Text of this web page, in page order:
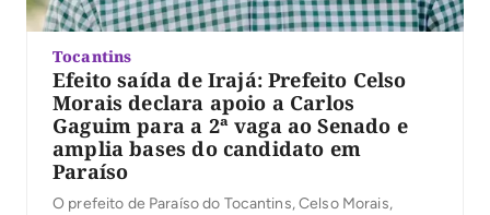
Tocantins
Efeito saída de Irajá: Prefeito Celso
Morais declara apoio a Carlos
Gaguim para a 2ª vaga ao Senado e
amplia bases do candidato em
Paraíso
O prefeito de Paraíso do Tocantins, Celso Morais,